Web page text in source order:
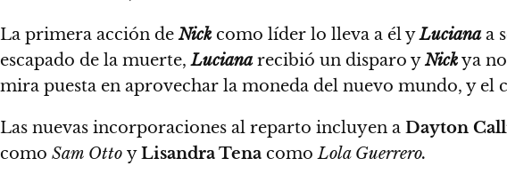
La primera acción deNick como líder lo lleva a él yLucianaa
escapado de la muerte,Lucianarecibió un disparo yNickya
mira puesta en aprovechar la moneda del nuevo mundo, y el
Las nuevas incorporaciones al reparto incluyen a Dayton
como Sam Otto yLisandra Tena comoLola Guerrero.